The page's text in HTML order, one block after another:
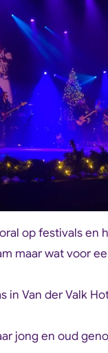
op festivals en
maar wat voor
in Van der Valk
jong en oud